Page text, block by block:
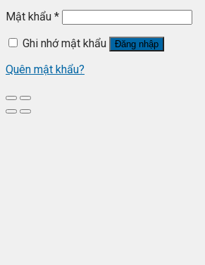
Mật khẩu *
Ghi nhớ mật khẩu
Đăng nhập
Quên mật khẩu?